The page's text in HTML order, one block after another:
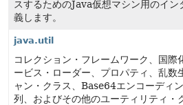
スするためのJava仮想マシン用のイ
義します。
java.util
コレクション・フレームワーク、国際
ービス・ローダー、プロパティ、乱数
ャン・クラス、Base64エンコーディ
列、およびその他のユーティリティ・